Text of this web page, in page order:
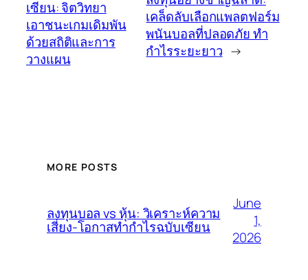
เซียน: จิตวิทยา
เอาชนะเกมเดิมพัน
ด้วยสถิติและการ
วางแผน
เคล็ดลับเลือกแพลตฟอร์ม
พนันบอลที่ปลอดภัย ทำ
กำไรระยะยาว →
MORE POSTS
ลงทุนบอล vs หุ้น: วิเคราะห์ความ
เสี่ยง-โอกาสทำกำไรฉบับเซียน
June
1,
2026